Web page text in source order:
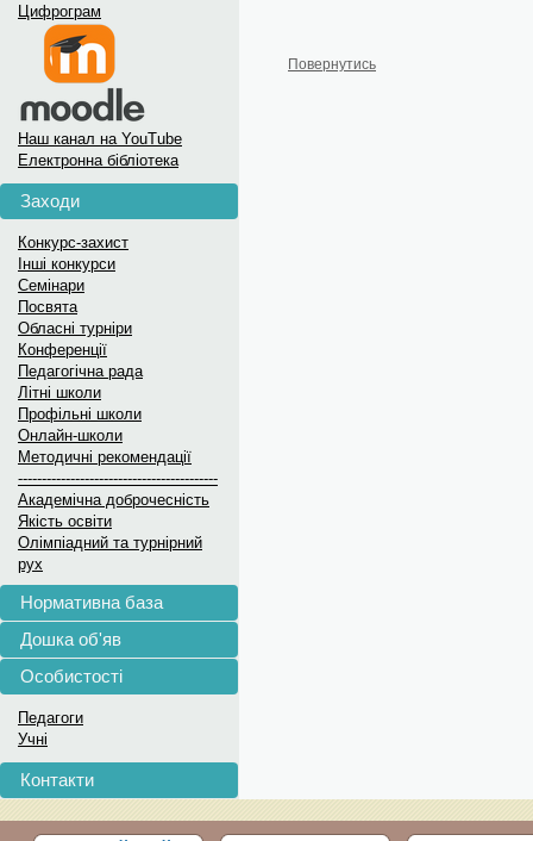
Цифрограм
Наш канал на YouTube
Електронна бібліотека
Заходи
Конкурс-захист
Інші конкурси
Семінари
Посвята
Обласні турніри
Конференції
Педагогічна рада
Літні школи
Профільні школи
Онлайн-школи
Методичні рекомендації
------------------------------------------
Академічна доброчесність
Якість освіти
Олімпіадний та турнірний
рух
Нормативна база
Дошка об'яв
Особистості
Педагоги
Учні
Контакти
Повернутись